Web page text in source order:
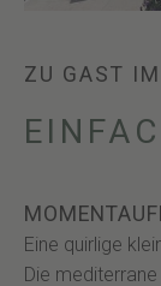
ZU GAST IM
Eine quirlige
Die